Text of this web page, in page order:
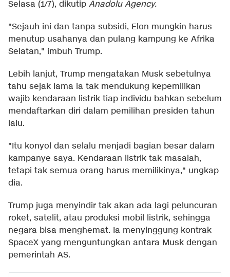
Selasa (1/7), dikutip Anadolu Agency.
"Sejauh ini dan tanpa subsidi, Elon mungkin harus
menutup usahanya dan pulang kampung ke Afrika
Selatan," imbuh Trump.
Lebih lanjut, Trump mengatakan Musk sebetulnya
tahu sejak lama ia tak mendukung kepemilikan
wajib kendaraan listrik tiap individu bahkan sebelum
mendaftarkan diri dalam pemilihan presiden tahun
lalu.
"Itu konyol dan selalu menjadi bagian besar dalam
kampanye saya. Kendaraan listrik tak masalah,
tetapi tak semua orang harus memilikinya," ungkap
dia.
Trump juga menyindir tak akan ada lagi peluncuran
roket, satelit, atau produksi mobil listrik, sehingga
negara bisa menghemat. Ia menyinggung kontrak
SpaceX yang menguntungkan antara Musk dengan
pemerintah AS.